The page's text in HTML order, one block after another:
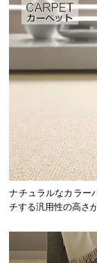
ナチュラルなカラー
チする汎用性の高さ